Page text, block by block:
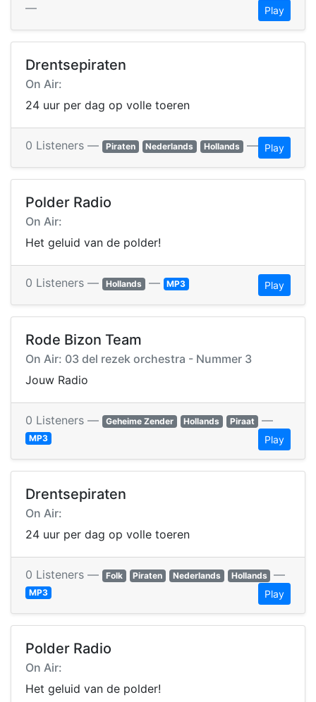
— Play
Drentsepiraten
On Air:
24 uur per dag op volle toeren
0 Listeners — Piraten Nederlands Hollands — Play
Polder Radio
On Air:
Het geluid van de polder!
0 Listeners — Hollands — MP3 Play
Rode Bizon Team
On Air: 03 del rezek orchestra - Nummer 3
Jouw Radio
0 Listeners — Geheime Zender Hollands Piraat —
MP3 Play
Drentsepiraten
On Air:
24 uur per dag op volle toeren
0 Listeners — Folk Piraten Nederlands Hollands —
MP3 Play
Polder Radio
On Air:
Het geluid van de polder!